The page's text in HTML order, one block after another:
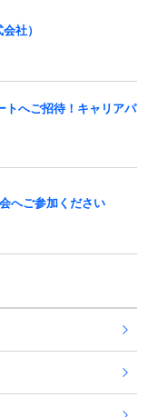
社）
トへご招待！キャリアパ
へご参加ください